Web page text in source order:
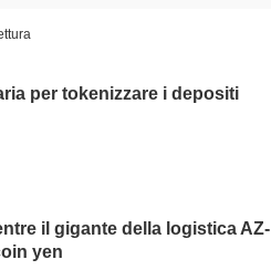
per tokenizzare i depositi
il gigante della logistica AZ-
yen